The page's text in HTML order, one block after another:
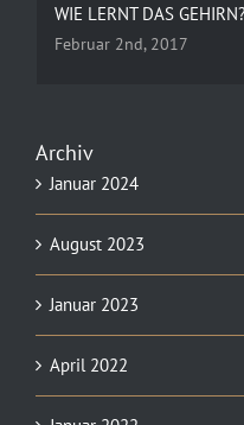
WIE LERNT DAS
Februar 2nd, 2017
Archiv
Januar 2024
August 2023
Januar 2023
April 2022